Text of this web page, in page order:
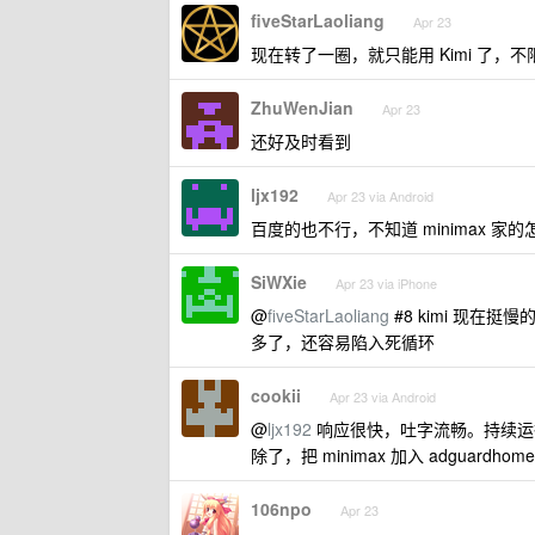
fiveStarLaoliang Apr 23
现在转了一圈，就只能用 Kimi 了，
ZhuWenJian Apr 23
还好及时看到
ljx192 Apr 23 via Android
百度的也不行，不知道 minimax 家的
SiWXie Apr 23 via iPhone
@fiveStarLaoliang #8 kimi 现在挺慢
多了，还容易陷入死循环
cookii Apr 23 via Android
@ljx192 响应很快，吐字流畅。持续
除了，把 minimax 加入
106npo Apr 23